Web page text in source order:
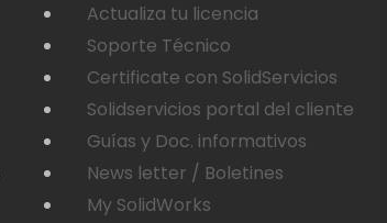
Actualiza tu licencia
Soporte Técnico
Certificate con SolidServicios
Solidservicios portal del cliente
Guías y Doc. informativos
News letter / Boletines
My SolidWorks